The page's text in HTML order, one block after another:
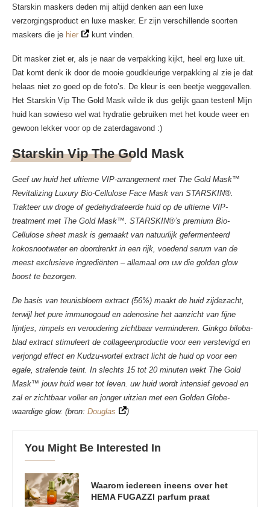
Starskin maskers deden mij altijd denken aan een luxe
verzorgingsproduct en luxe masker. Er zijn verschillende soorten
maskers die je hier kunt vinden.
Dit masker ziet er, als je naar de verpakking kijkt, heel erg luxe uit.
Dat komt denk ik door de mooie goudkleurige verpakking al zie je dat
helaas niet zo goed op de foto’s. De kleur is een beetje weggevallen.
Het Starskin Vip The Gold Mask wilde ik dus gelijk gaan testen! Mijn
huid kan sowieso wel wat hydratie gebruiken met het koude weer en
gewoon lekker voor op de zaterdagavond :)
Starskin Vip The Gold Mask
Geef uw huid het ultieme VIP-arrangement met The Gold Mask™
Revitalizing Luxury Bio-Cellulose Face Mask van STARSKIN®.
Trakteer uw droge of gedehydrateerde huid op de ultieme VIP-
treatment met The Gold Mask™. STARSKIN®’s premium Bio-
Cellulose sheet mask is gemaakt van natuurlijk gefermenteerd
kokosnootwater en doordrenkt in een rijk, voedend serum van de
meest exclusieve ingrediënten – allemaal om uw die golden glow
boost te bezorgen.
De basis van teunisbloem extract (56%) maakt de huid zijdezacht,
terwijl het pure immunogoud en adenosine het aanzicht van fijne
lijntjes, rimpels en veroudering zichtbaar verminderen. Ginkgo biloba-
blad extract stimuleert de collageenproductie voor een verstevigd en
verjongd effect en Kudzu-wortel extract licht de huid op voor een
egale, stralende teint. In slechts 15 tot 20 minuten wekt The Gold
Mask™ jouw huid weer tot leven. uw huid wordt intensief gevoed en
zal er zichtbaar voller en jonger uitzien met een Golden Globe-
waardige glow. (bron: Douglas )
You Might Be Interested In
Waarom iedereen ineens over het
HEMA FUGAZZI parfum praat